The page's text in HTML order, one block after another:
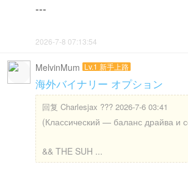
---
2026-7-8 07:13:54
MelvinMum Lv.1 新手上路
海外バイナリー オプション
回复 Charlesjax ??? 2026-7-6 03:41
(Классический — баланс драйва и
&& THE SUH ...